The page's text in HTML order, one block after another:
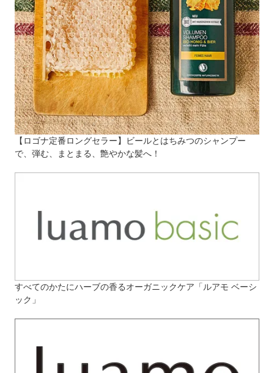
【ロゴナ定番ロングセラー】ビールとはちみつのシャンプー
で、弾む、まとまる、艶やかな髪へ！
すべてのかたにハーブの香るオーガニックケア「ルアモ ベーシ
ック」